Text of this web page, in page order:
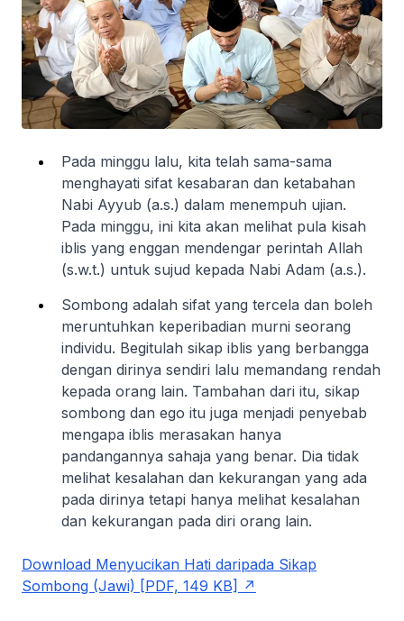
Pada minggu lalu, kita telah sama-sama
menghayati sifat kesabaran dan ketabahan
Nabi Ayyub (a.s.) dalam menempuh ujian.
Pada minggu, ini kita akan melihat pula kisah
iblis yang enggan mendengar perintah Allah
(s.w.t.) untuk sujud kepada Nabi Adam (a.s.).
Sombong adalah sifat yang tercela dan boleh
meruntuhkan keperibadian murni seorang
individu. Begitulah sikap iblis yang berbangga
dengan dirinya sendiri lalu memandang rendah
kepada orang lain. Tambahan dari itu, sikap
sombong dan ego itu juga menjadi penyebab
mengapa iblis merasakan hanya
pandangannya sahaja yang benar. Dia tidak
melihat kesalahan dan kekurangan yang ada
pada dirinya tetapi hanya melihat kesalahan
dan kekurangan pada diri orang lain.
Download Menyucikan Hati daripada Sikap
Sombong (Jawi) [PDF, 149 KB]